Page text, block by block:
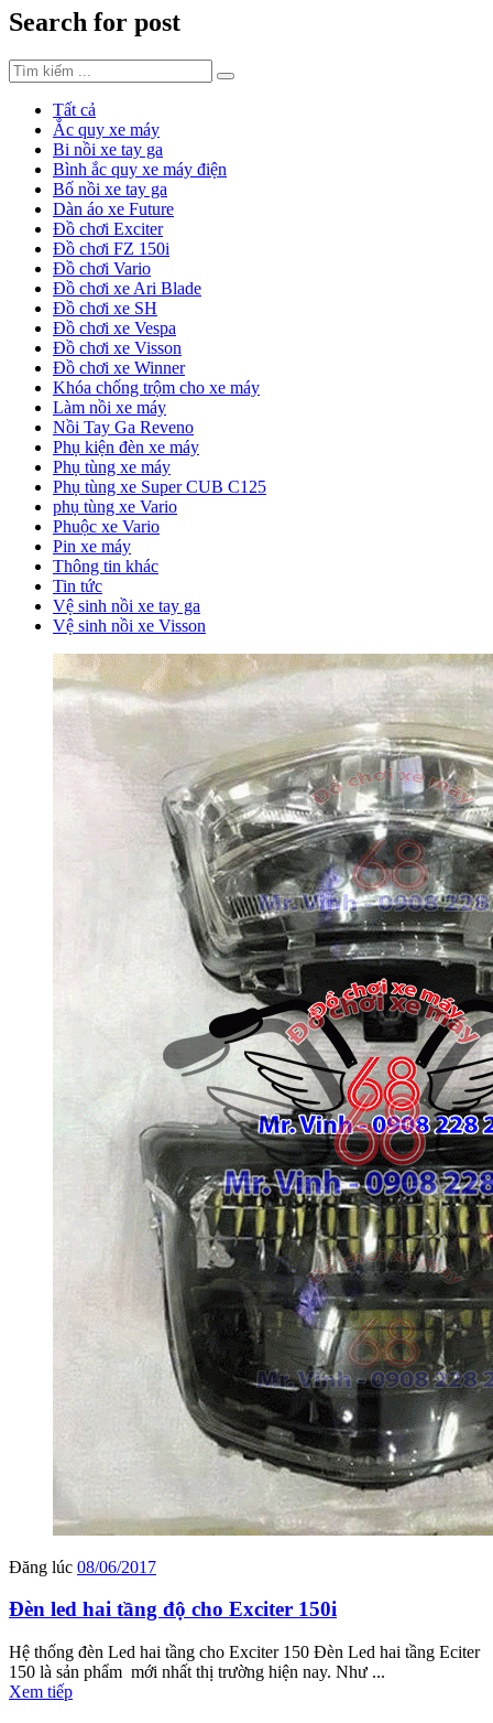
Search for post
Tất cả
Ắc quy xe máy
Bi nồi xe tay ga
Bình ắc quy xe máy điện
Bố nồi xe tay ga
Dàn áo xe Future
Đồ chơi Exciter
Đồ chơi FZ 150i
Đồ chơi Vario
Đồ chơi xe Ari Blade
Đồ chơi xe SH
Đồ chơi xe Vespa
Đồ chơi xe Visson
Đồ chơi xe Winner
Khóa chống trộm cho xe máy
Làm nồi xe máy
Nồi Tay Ga Reveno
Phụ kiện đèn xe máy
Phụ tùng xe máy
Phụ tùng xe Super CUB C125
phụ tùng xe Vario
Phuộc xe Vario
Pin xe máy
Thông tin khác
Tin tức
Vệ sinh nồi xe tay ga
Vệ sinh nồi xe Visson
Đăng lúc 08/06/2017
Đèn led hai tầng độ cho Exciter 150i
Hệ thống đèn Led hai tầng cho Exciter 150 Đèn Led hai tầng Eciter
150 là sản phẩm mới nhất thị trường hiện nay. Như ...
Xem tiếp